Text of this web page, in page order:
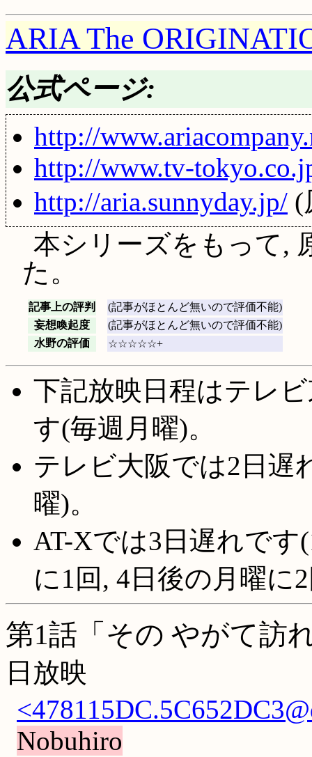
ARIA The
公式ページ:
http://
http://www.tv-
http://aria.sunnyday.jp/ (
本シリーズをもって,
た。
記事上の評判
(記事がほとんど無いので評価不能)
妄想喚起度
(記事がほとんど無いので評価不能)
水野の評価
☆☆☆☆☆+
下記放映日程はテレ
す(毎週月曜)。
テレビ大阪では2日遅
曜)。
AT-Xでは3日遅れです
に1回, 4日後の月曜に
第1話「その やがて訪
日放映
Nobuhiro